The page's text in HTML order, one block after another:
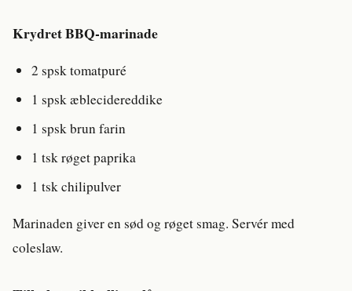
Krydret BBQ-marinade
2 spsk tomatpuré
1 spsk æblecidereddike
1 spsk brun farin
1 tsk røget paprika
1 tsk chilipulver
Marinaden giver en sød og røget smag. Servér med
coleslaw.